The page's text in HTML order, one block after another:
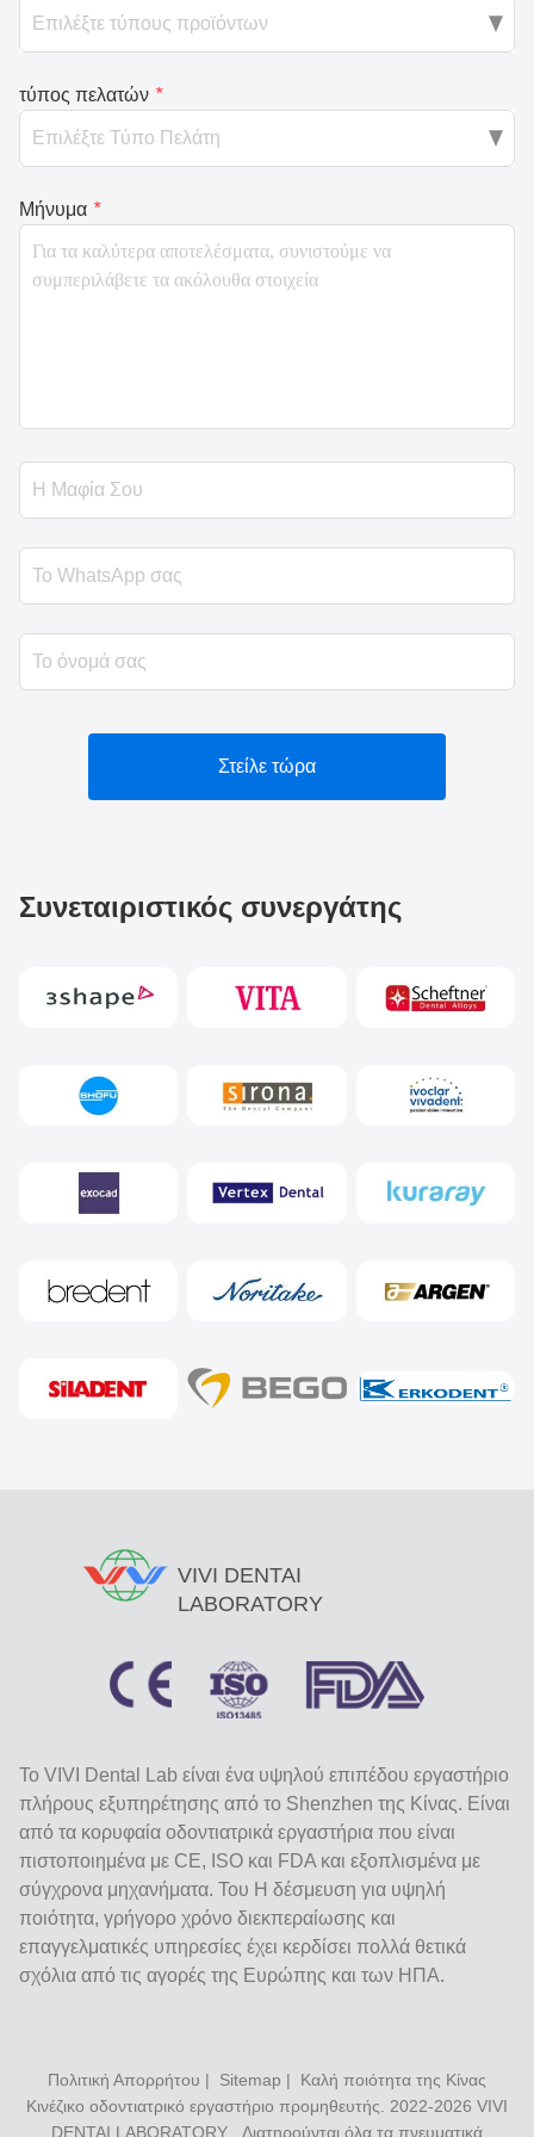
τύπος πελατών *
Μήνυμα *
Στείλε τώρα
Συνεταιριστικός συνεργάτης
VIVI DENTAI
LABORATORY
Το VIVI Dental Lab είναι ένα υψηλού επιπέδου εργαστήριο
πλήρους εξυπηρέτησης από το Shenzhen της Κίνας. Είναι
από τα κορυφαία οδοντιατρικά εργαστήρια που είναι
πιστοποιημένα με CE, ISO και FDA και εξοπλισμένα με
σύγχρονα μηχανήματα. Του Η δέσμευση για υψηλή
ποιότητα, γρήγορο χρόνο διεκπεραίωσης και
επαγγελματικές υπηρεσίες έχει κερδίσει πολλά θετικά
σχόλια από τις αγορές της Ευρώπης και των ΗΠΑ.
Πολιτική Απορρήτου | Sitemap | Καλή ποιότητα της Κίνας
Κινέζικο οδοντιατρικό εργαστήριο προμηθευτής. 2022-2026 VIVI
DENTAI LABORATORY . Διατηρούνται όλα τα πνευματικά